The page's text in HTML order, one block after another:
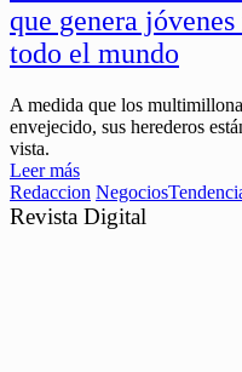
que genera
todo el mundo
A medida que los
envejecido, sus herederos
vista.
Leer más
Redaccion Negocios
Revista Digital